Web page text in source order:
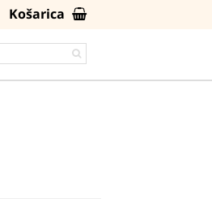
Košarica